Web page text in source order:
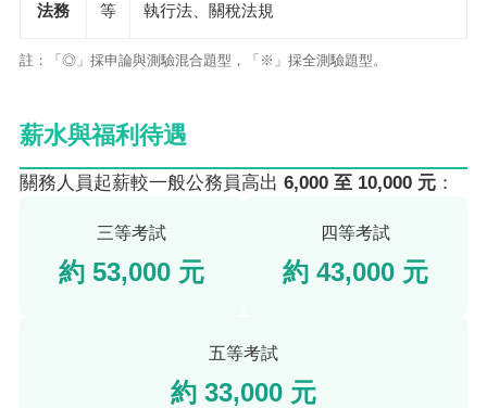
法務
等
執行法、關稅法規
註：「◎」採申論與測驗混合題型，「※」採全測驗題型。
薪水與福利待遇
關務人員起薪較一般公務員高出 6,000 至 10,000 元：
三等考試
約 53,000 元
四等考試
約 43,000 元
五等考試
約 33,000 元